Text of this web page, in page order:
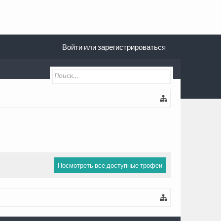
Посмотреть все доступные трофеи
Войти или зарегистрироваться